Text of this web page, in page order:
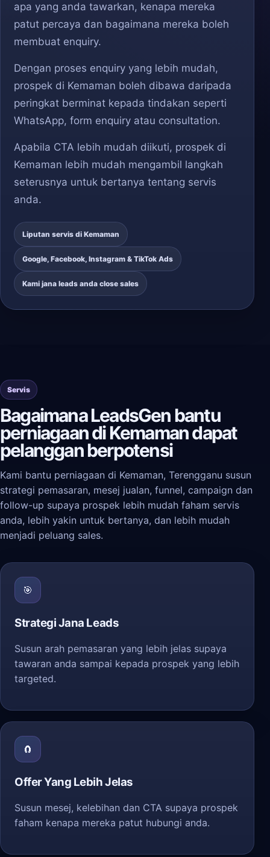
apa yang anda tawarkan, kenapa mereka
patut percaya dan bagaimana mereka boleh
membuat enquiry.
Dengan proses enquiry yang lebih mudah,
prospek di Kemaman boleh dibawa daripada
peringkat berminat kepada tindakan seperti
WhatsApp, form enquiry atau consultation.
Apabila CTA lebih mudah diikuti, prospek di
Kemaman lebih mudah mengambil langkah
seterusnya untuk bertanya tentang servis
anda.
Liputan servis di Kemaman
Google, Facebook, Instagram & TikTok Ads
Kami jana leads anda close sales
Servis
Bagaimana LeadsGen bantu
perniagaan di Kemaman dapat
pelanggan berpotensi
Kami bantu perniagaan di Kemaman, Terengganu susun
strategi pemasaran, mesej jualan, funnel, campaign dan
follow-up supaya prospek lebih mudah faham servis
anda, lebih yakin untuk bertanya, dan lebih mudah
menjadi peluang sales.
🎯
Strategi Jana Leads
Susun arah pemasaran yang lebih jelas supaya
tawaran anda sampai kepada prospek yang lebih
targeted.
🧲
Offer Yang Lebih Jelas
Susun mesej, kelebihan dan CTA supaya prospek
faham kenapa mereka patut hubungi anda.